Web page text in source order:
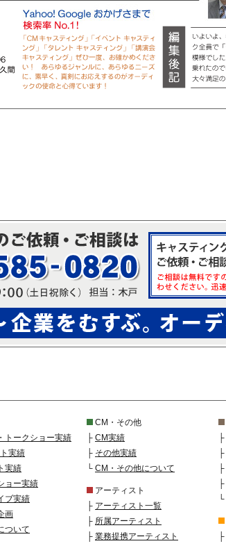
トークショー実績
実績
実績
ョー実績
ブ実績
画
ついて
CM・その他
├ CM実績
├ その他実績
└ CM・その他について
アーティスト
├ アーティスト一覧
├ 所属アーティスト
├ 業務提携アーティスト
├
├
├
├
└
├